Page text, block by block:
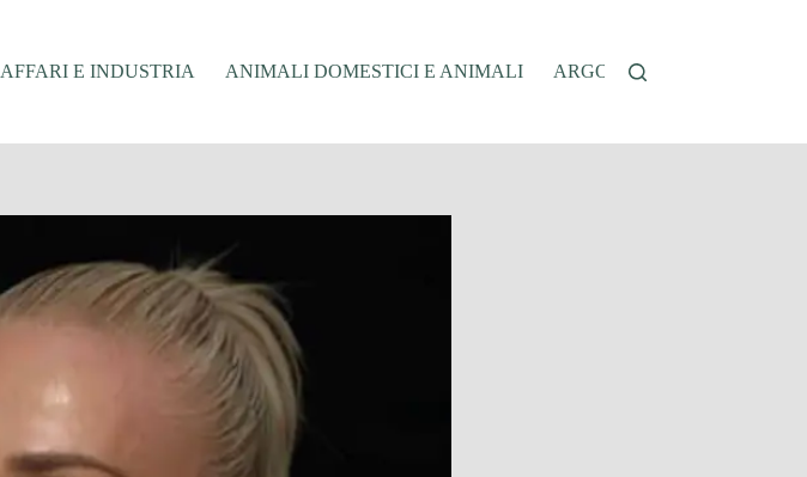
AFFARI E INDUSTRIA ANIMALI DOMESTICI E ANIMALI ARGOMENTI SENSIBILI